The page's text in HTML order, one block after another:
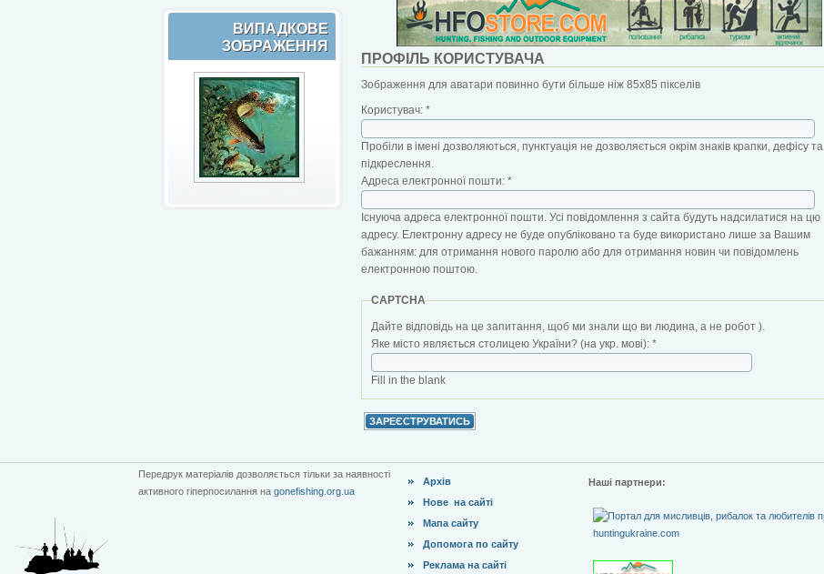
ВИПАДКОВЕ
ЗОБРАЖЕННЯ
ПРОФІЛЬ КОРИСТУВАЧА
Зображення для аватари повинно бути більше ніж 85x85 пікселів
Користувач: *
Пробіли в імені дозволяються, пунктуація не дозволяється окрім знаків крапки, дефісу та
підкреслення.
Адреса електронної пошти: *
Існуюча адреса електронної пошти. Усі повідомлення з сайта будуть надсилатися на цю
адресу. Електронну адресу не буде опубліковано та буде використано лише за Вашим
бажанням: для отримання нового паролю або для отримання новин чи повідомлень
електронною поштою.
CAPTCHA
Дайте відповідь на це запитання, щоб ми знали що ви людина, а не робот ).
Яке місто являється столицею України? (на укр. мові): *
Fill in the blank
Передрук матеріалів дозволяється тільки за наявності
активного гіперпосилання на gonefishing.org.ua
Архів
Нове на сайті
Мапа сайту
Допомога по сайту
Реклама на сайті
Наші партнери: